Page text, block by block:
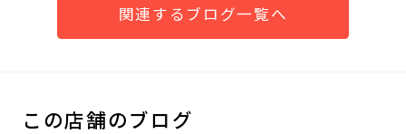
関連するブログ一覧へ
この店舗のブログ